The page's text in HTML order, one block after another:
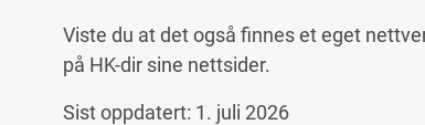
Viste du at det også finnes et eget
på HK-dir sine nettsider.
Sist oppdatert: 1. juli 2026